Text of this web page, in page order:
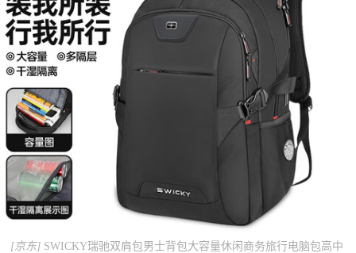
[京东] SWICKY瑞驰双肩包男士背包大容量休闲商务旅行电脑包高中